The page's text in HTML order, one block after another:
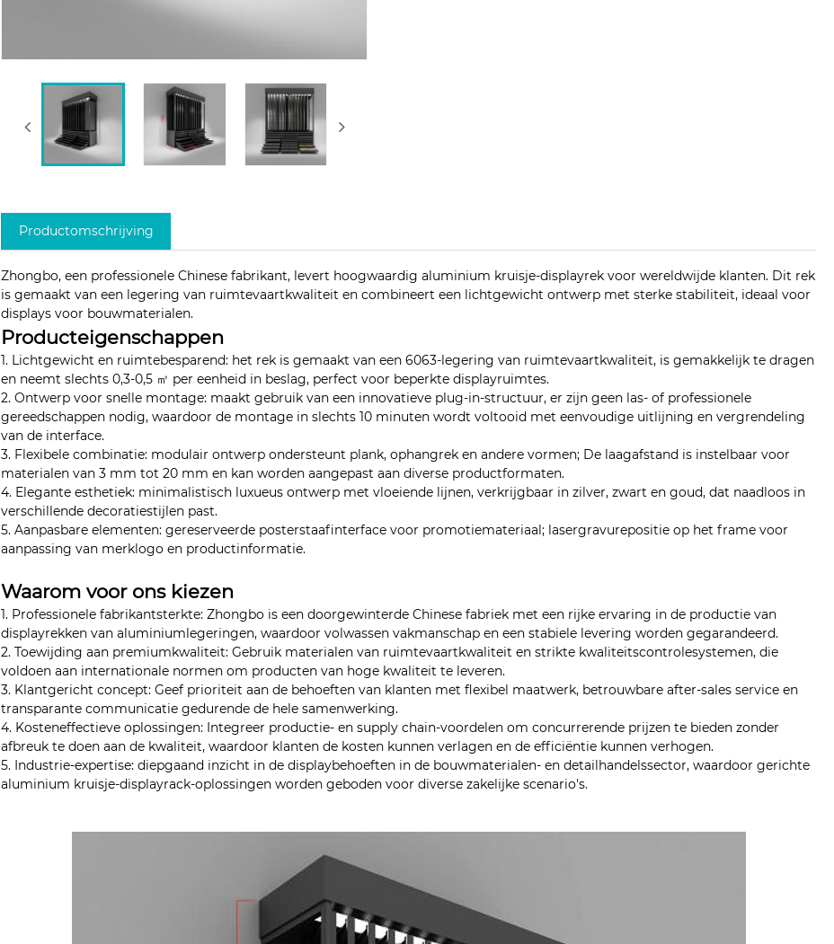
Productomschrijving
Zhongbo, een professionele Chinese fabrikant, levert hoogwaardig aluminium kruisje-displayrek voor wereldwijde klanten. Dit rek
is gemaakt van een legering van ruimtevaartkwaliteit en combineert een lichtgewicht ontwerp met sterke stabiliteit, ideaal voor
displays voor bouwmaterialen.
Producteigenschappen
1. Lichtgewicht en ruimtebesparend: het rek is gemaakt van een 6063-legering van ruimtevaartkwaliteit, is gemakkelijk te dragen
en neemt slechts 0,3-0,5 ㎡ per eenheid in beslag, perfect voor beperkte displayruimtes.
2. Ontwerp voor snelle montage: maakt gebruik van een innovatieve plug-in-structuur, er zijn geen las- of professionele
gereedschappen nodig, waardoor de montage in slechts 10 minuten wordt voltooid met eenvoudige uitlijning en vergrendeling
van de interface.
3. Flexibele combinatie: modulair ontwerp ondersteunt plank, ophangrek en andere vormen; De laagafstand is instelbaar voor
materialen van 3 mm tot 20 mm en kan worden aangepast aan diverse productformaten.
4. Elegante esthetiek: minimalistisch luxueus ontwerp met vloeiende lijnen, verkrijgbaar in zilver, zwart en goud, dat naadloos in
verschillende decoratiestijlen past.
5. Aanpasbare elementen: gereserveerde posterstaafinterface voor promotiemateriaal; lasergravurepositie op het frame voor
aanpassing van merklogo en productinformatie.
Waarom voor ons kiezen
1. Professionele fabrikantsterkte: Zhongbo is een doorgewinterde Chinese fabriek met een rijke ervaring in de productie van
displayrekken van aluminiumlegeringen, waardoor volwassen vakmanschap en een stabiele levering worden gegarandeerd.
2. Toewijding aan premiumkwaliteit: Gebruik materialen van ruimtevaartkwaliteit en strikte kwaliteitscontrolesystemen, die
voldoen aan internationale normen om producten van hoge kwaliteit te leveren.
3. Klantgericht concept: Geef prioriteit aan de behoeften van klanten met flexibel maatwerk, betrouwbare after-sales service en
transparante communicatie gedurende de hele samenwerking.
4. Kosteneffectieve oplossingen: Integreer productie- en supply chain-voordelen om concurrerende prijzen te bieden zonder
afbreuk te doen aan de kwaliteit, waardoor klanten de kosten kunnen verlagen en de efficiëntie kunnen verhogen.
5. Industrie-expertise: diepgaand inzicht in de displaybehoeften in de bouwmaterialen- en detailhandelssector, waardoor gerichte
aluminium kruisje-displayrack-oplossingen worden geboden voor diverse zakelijke scenario's.